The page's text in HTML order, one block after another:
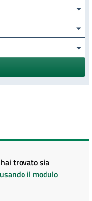
trovato sia
usando il modulo